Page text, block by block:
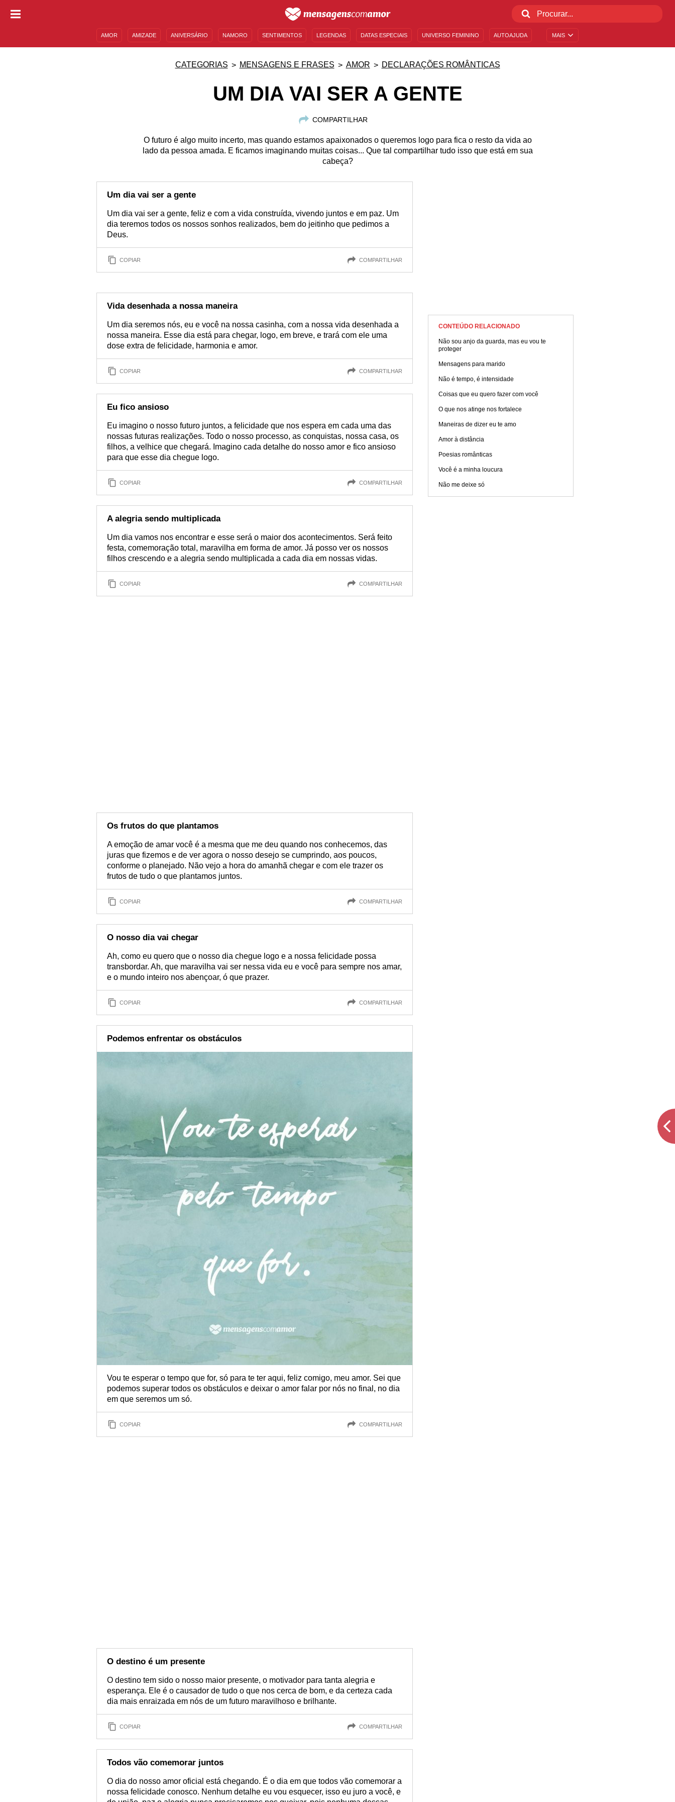
MAIS
AMOR AMIZADE ANIVERSÁRIO NAMORO SENTIMENTOS LEGENDAS DATAS ESPECIAIS UNIVERSO FEMININO AUTOAJUDA
CATEGORIAS MENSAGENS E FRASES AMOR DECLARAÇÕES ROMÂNTICAS
UM DIA VAI SER A GENTE
COMPARTILHAR
O futuro é algo muito incerto, mas quando estamos apaixonados o queremos logo para fica o resto da vida ao
lado da pessoa amada. E ficamos imaginando muitas coisas... Que tal compartilhar tudo isso que está em sua
cabeça?
Um dia vai ser a gente
Um dia vai ser a gente, feliz e com a vida construída, vivendo juntos e em paz. Um
dia teremos todos os nossos sonhos realizados, bem do jeitinho que pedimos a
Deus.
COPIAR COMPARTILHAR
Vida desenhada a nossa maneira
Um dia seremos nós, eu e você na nossa casinha, com a nossa vida desenhada a
nossa maneira. Esse dia está para chegar, logo, em breve, e trará com ele uma
dose extra de felicidade, harmonia e amor.
COPIAR COMPARTILHAR
Eu fico ansioso
Eu imagino o nosso futuro juntos, a felicidade que nos espera em cada uma das
nossas futuras realizações. Todo o nosso processo, as conquistas, nossa casa, os
filhos, a velhice que chegará. Imagino cada detalhe do nosso amor e fico ansioso
para que esse dia chegue logo.
COPIAR COMPARTILHAR
A alegria sendo multiplicada
Um dia vamos nos encontrar e esse será o maior dos acontecimentos. Será feito
festa, comemoração total, maravilha em forma de amor. Já posso ver os nossos
filhos crescendo e a alegria sendo multiplicada a cada dia em nossas vidas.
COPIAR COMPARTILHAR
Os frutos do que plantamos
A emoção de amar você é a mesma que me deu quando nos conhecemos, das
juras que fizemos e de ver agora o nosso desejo se cumprindo, aos poucos,
conforme o planejado. Não vejo a hora do amanhã chegar e com ele trazer os
frutos de tudo o que plantamos juntos.
COPIAR COMPARTILHAR
O nosso dia vai chegar
Ah, como eu quero que o nosso dia chegue logo e a nossa felicidade possa
transbordar. Ah, que maravilha vai ser nessa vida eu e você para sempre nos amar,
e o mundo inteiro nos abençoar, ó que prazer.
COPIAR COMPARTILHAR
Podemos enfrentar os obstáculos
Vou te esperar o tempo que for, só para te ter aqui, feliz comigo, meu amor. Sei que
podemos superar todos os obstáculos e deixar o amor falar por nós no final, no dia
em que seremos um só.
COPIAR COMPARTILHAR
O destino é um presente
O destino tem sido o nosso maior presente, o motivador para tanta alegria e
esperança. Ele é o causador de tudo o que nos cerca de bom, e da certeza cada
dia mais enraizada em nós de um futuro maravilhoso e brilhante.
COPIAR COMPARTILHAR
Todos vão comemorar juntos
O dia do nosso amor oficial está chegando. É o dia em que todos vão comemorar a
nossa felicidade conosco. Nenhum detalhe eu vou esquecer, isso eu juro a você, e
CONTEÚDO RELACIONADO
Não sou anjo da guarda, mas eu vou te
proteger
Mensagens para marido
Não é tempo, é intensidade
Coisas que eu quero fazer com você
O que nos atinge nos fortalece
Maneiras de dizer eu te amo
Amor à distância
Poesias românticas
Você é a minha loucura
Não me deixe só